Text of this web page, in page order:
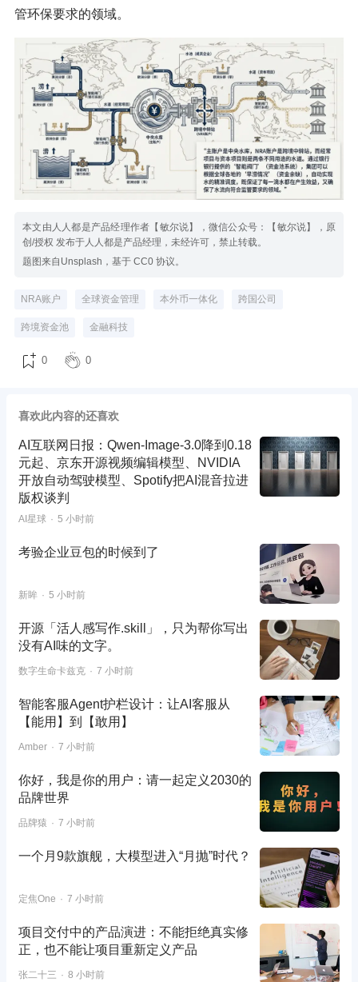
管环保要求的领域。
本文由人人都是产品经理作者【敏尔说】，微信公众号：【敏尔说】，原
创/授权 发布于人人都是产品经理，未经许可，禁止转载。
题图来自Unsplash，基于 CC0 协议。
NRA账户 全球资金管理 本外币一体化 跨国公司
跨境资金池 金融科技
0 0
喜欢此内容的还喜欢
AI互联网日报：Qwen-Image-3.0降到0.18
元起、京东开源视频编辑模型、NVIDIA
开放自动驾驶模型、Spotify把AI混音拉进
版权谈判
AI星球 5 小时前
考验企业豆包的时候到了
新眸 5 小时前
开源「活人感写作.skill」，只为帮你写出
没有AI味的文字。
数字生命卡兹克 7 小时前
智能客服Agent护栏设计：让AI客服从
【能用】到【敢用】
Amber 7 小时前
你好，我是你的用户：请一起定义2030的
品牌世界
品牌猿 7 小时前
一个月9款旗舰，大模型进入“月抛”时代？
定焦One 7 小时前
项目交付中的产品演进：不能拒绝真实修
正，也不能让项目重新定义产品
张二十三 8 小时前